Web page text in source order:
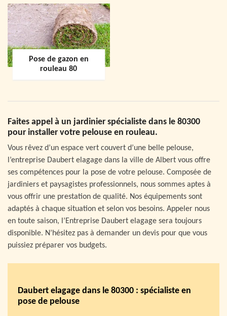
Pose de gazon en
rouleau 80
Faites appel à un jardinier spécialiste dans le 80300
pour installer votre pelouse en rouleau.
Vous rêvez d’un espace vert couvert d’une belle pelouse,
l’entreprise Daubert elagage dans la ville de Albert vous offre
ses compétences pour la pose de votre pelouse. Composée de
jardiniers et paysagistes professionnels, nous sommes aptes à
vous offrir une prestation de qualité. Nos équipements sont
adaptés à chaque situation et selon vos besoins. Appeler nous
en toute saison, l’Entreprise Daubert elagage sera toujours
disponible. N’hésitez pas à demander un devis pour que vous
puissiez préparer vos budgets.
Daubert elagage dans le 80300 : spécialiste en
pose de pelouse